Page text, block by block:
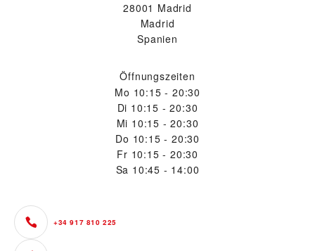
28001 Madrid
Madrid
Spanien
Öffnungszeiten
Mo 10:15 - 20:30
Di 10:15 - 20:30
Mi 10:15 - 20:30
Do 10:15 - 20:30
Fr 10:15 - 20:30
Sa 10:45 - 14:00
+34 917 810 225